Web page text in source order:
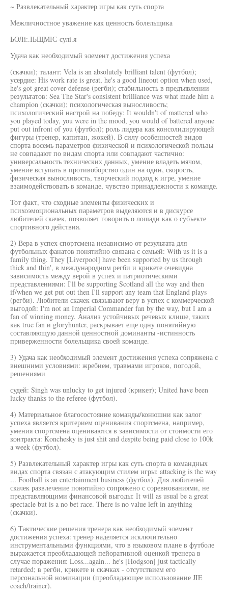
~ Развлекательный характер игры как суть спорта
Межличностное уважение как ценность болельщика
ЬОЛі:.ІЬЩМІС-сулі.я
Удача как необходимый элемент достижения успеха
(скачки); талант: Vela is an absolutely brilliant talent (футбол);
усердие: His work rate is great, he's a good lineout option when used,
he's got great cover defense (регби); стабильность в предъявлении
результатов: Sea The Star's consistent brilliance was what made him a
champion (скачки); психологическая выносливость;
психологический настрой на победу: It wouldn't of mattered who
you played today, you were in the mood, you would of battered anyone
put out infront of you (футбол); роль лидера как консолидирующей
фигуры (тренер, капитан, жокей). В силу особенностей видов
спорта восемь параметров физической и психологической пользы
не совпадают по видам спорта или совпадают частично:
универсальность технических данных, умение владеть мячом,
умение вступать в противоборство один на один, скорость,
физическая выносливость, творческий подход к игре, умение
взаимодействовать в команде, чувство принадлежности к команде.
Тот факт, что сходные элементы физических и
психоэмоциональных параметров выделяются и в дискурсе
любителей скачек, позволяет говорить о лошади как о субъекте
спортивного действия.
2) Вера в успех спортсмена независимо от результата для
футбольных фанатов понятийно связана с семьей: With us it is a
family thing. They [Liverpool] have been supported by us through
thick and thin', в международном регби и крикете очевидна
зависимость между верой в успех и патриотическими
представлениями: I'll be supporting Scotland all the way and then
if/when we get put out then I'll support any team that England plays
(регби). Любители скачек связывают веру в успех с коммерческой
выгодой: I'm not an Imperial Commander fan by the way, but I am a
fan of winning money. Анализ устойчивых речевых клише, таких
как true fan и gloryhunter, раскрывает еще одну понятийную
составляющую данной ценностной доминанты -истинность
приверженности болельщика своей команде.
3) Удача как необходимый элемент достижения успеха сопряжена с
внешними условиями: жребием, травмами игроков, погодой,
решениями
судей: Singh was unlucky to get injured (крикет); United have been
lucky thanks to the referee (футбол).
4) Материальное благосостояние команды/конюшни как залог
успеха является критерием оценивания спортсмена, например,
умения спортсмена оцениваются в зависимости от стоимости его
контракта: Konchesky is just shit and despite being paid close to 100k
a week (футбол).
5) Развлекательный характер игры как суть спорта в командных
видах спорта связан с атакующим стилем игры: attacking is the way
... Football is an entertainment business (футбол). Для любителей
скачек развлечение понятийно сопряжено с соревнованиями, не
представляющими финансовой выгоды: It will as usual be a great
spectacle but is a no bet race. There is no value left in anything
(скачки).
6) Тактические решения тренера как необходимый элемент
достижения успеха: тренер наделяется исключительно
инструментальными функциями, что в языковом плане в футболе
выражается преобладающей пейоративной оценкой тренера в
случае поражения: Loss...again... he's [Hodgson] just tactically
retarded; в регби, крикете и скачках - отсутствием его
персональной номинации (преобладающее использование JIE
coach/trainer).